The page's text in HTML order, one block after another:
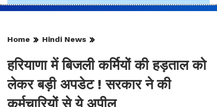
Home Hindi News
हरियाणा में बिजली कर्मियों की हड़ताल को
लेकर बड़ी अपडेट ! सरकार ने की